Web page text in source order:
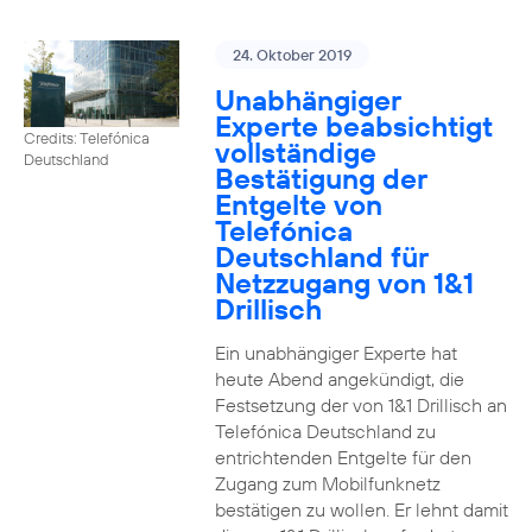
Credits: Telefónica
Deutschland
24. Oktober 2019
Unabhängiger
Experte beabsichtigt
vollständige
Bestätigung der
Entgelte von
Telefónica
Deutschland für
Netzzugang von 1&1
Drillisch
Ein unabhängiger Experte hat
heute Abend angekündigt, die
Festsetzung der von 1&1 Drillisch an
Telefónica Deutschland zu
entrichtenden Entgelte für den
Zugang zum Mobilfunknetz
bestätigen zu wollen. Er lehnt damit